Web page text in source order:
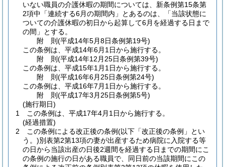
いない職員の介護休暇の期間については、新条例第15条第
2項中「連続する6月の期間内」とあるのは、「当該状態に
ついての介護休暇の初日から起算して6月を経過する日まで
の間」とする。
附 則(平成14年5月8日条例第19号)
この条例は、平成14年6月1日から施行する。
附 則(平成14年12月25日条例第39号)
この条例は、平成15年1月1日から施行する。
附 則(平成16年6月25日条例第24号)
この条例は、平成16年7月1日から施行する。
附 則(平成17年3月25日条例第5号)
(施行期日)
1
この条例は、平成17年4月1日から施行する。
(経過措置)
2
この条例による改正後の条例(以下「改正後の条例」とい
う。)別表第2第13項の妻が出産するため病院に入院する等
の日から当該出産の日後2週間を経過する日までの期間にこ
の条例の施行の日がある職員で、同日前の当該期間にこの